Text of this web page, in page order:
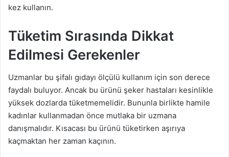
kez kullanın.
Tüketim Sırasında Dikkat
Edilmesi Gerekenler
Uzmanlar bu şifalı gıdayı ölçülü kullanım için son derece
faydalı buluyor. Ancak bu ürünü şeker hastaları kesinlikle
yüksek dozlarda tüketmemelidir. Bununla birlikte hamile
kadınlar kullanmadan önce mutlaka bir uzmana
danışmalıdır. Kısacası bu ürünü tüketirken aşırıya
kaçmaktan her zaman kaçının.